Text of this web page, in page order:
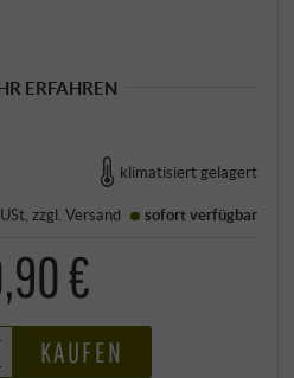
ERFAHREN
klimatisiert gelagert
, zzgl.Versand sofort verfügbar
€
KAUFEN